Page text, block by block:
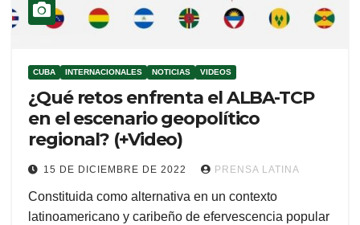
CUBA INTERNACIONALES NOTICIAS VIDEOS
¿Qué retos enfrenta el ALBA-TCP
en el escenario geopolítico
regional? (+Video)
15 DE DICIEMBRE DE 2022 PRENSA LATINA
Constituida como alternativa en un contexto
latinoamericano y caribeño de efervescencia popular